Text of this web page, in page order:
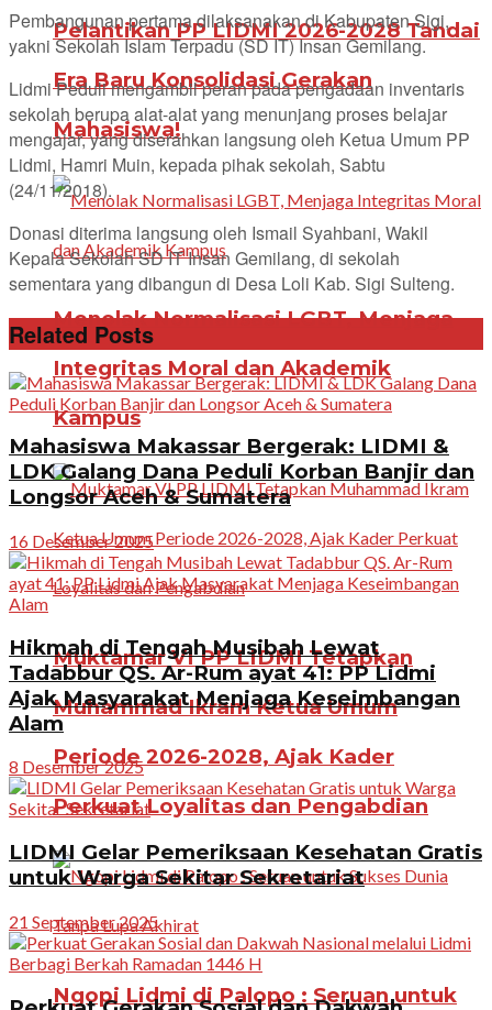
Pelantikan PP LIDMI 2026-2028 Tandai
Era Baru Konsolidasi Gerakan
Mahasiswa!
Menolak Normalisasi LGBT, Menjaga
Integritas Moral dan Akademik
Kampus
Muktamar VI PP LIDMI Tetapkan
Muhammad Ikram Ketua Umum
Periode 2026-2028, Ajak Kader
Perkuat Loyalitas dan Pengabdian
Ngopi Lidmi di Palopo : Seruan untuk
Pembangunan pertama dilaksanakan di Kabupaten Sigi,
yakni Sekolah Islam Terpadu (SD IT) Insan Gemilang.
Lidmi Peduli mengambil peran pada pengadaan inventaris
sekolah berupa alat-alat yang menunjang proses belajar
mengajar, yang diserahkan langsung oleh Ketua Umum PP
Lidmi, Hamri Muin, kepada pihak sekolah, Sabtu
(24/11/2018).
Donasi diterima langsung oleh Ismail Syahbani, Wakil
Kepala Sekolah SD IT Insan Gemilang, di sekolah
sementara yang dibangun di Desa Loli Kab. Sigi Sulteng.
Related Posts
Mahasiswa Makassar Bergerak: LIDMI &
LDK Galang Dana Peduli Korban Banjir dan
Longsor Aceh & Sumatera
16 Desember 2025
Hikmah di Tengah Musibah Lewat
Tadabbur QS. Ar-Rum ayat 41: PP Lidmi
Ajak Masyarakat Menjaga Keseimbangan
Alam
8 Desember 2025
LIDMI Gelar Pemeriksaan Kesehatan Gratis
untuk Warga Sekitar Sekretariat
21 September 2025